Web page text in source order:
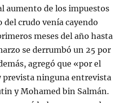
aumento de los impuestos
del crudo venía cayendo
meses del año hasta
se derrumbó un 25 por
agregó que «por el
ninguna entrevista
y Mohamed bin Salmán.